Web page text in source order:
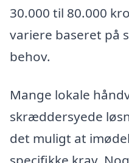
30.000 til 80.000
variere baseret på
behov.
Mange lokale
skræddersyede
det muligt at